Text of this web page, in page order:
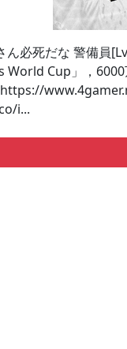
ん必死だな 警備員
World Cup」，
i...